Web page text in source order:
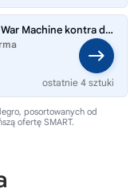
LEGO Marvel Iron Man i War Machine kontra drony Hammera 76320
ostatnie 4 sztuki
posortowanych od
ofertę SMART.